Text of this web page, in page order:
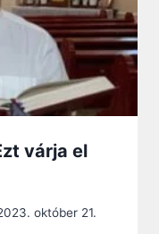
várja el
október 21.